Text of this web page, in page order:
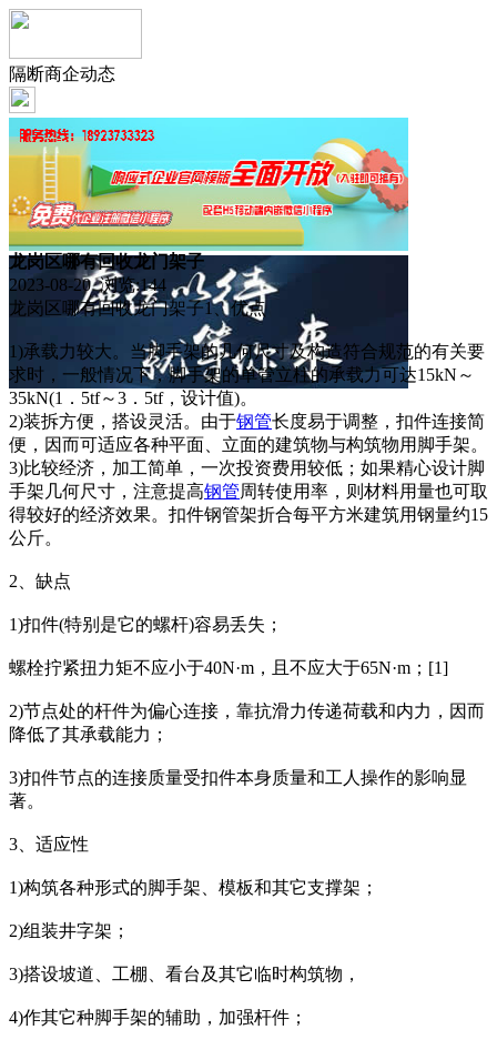
隔断商企动态
龙岗区哪有回收龙门架子
2023-08-20 浏览:144
龙岗区哪有回收龙门架子1、优点
1)承载力较大。当脚手架的几何尺寸及构造符合规范的有关要
求时，一般情况下，脚手架的单管立柱的承载力可达15kN～
35kN(1．5tf～3．5tf，设计值)。
2)装拆方便，搭设灵活。由于钢管长度易于调整，扣件连接简
便，因而可适应各种平面、立面的建筑物与构筑物用脚手架。
3)比较经济，加工简单，一次投资费用较低；如果精心设计脚
手架几何尺寸，注意提高钢管周转使用率，则材料用量也可取
得较好的经济效果。扣件钢管架折合每平方米建筑用钢量约15
公斤。
2、缺点
1)扣件(特别是它的螺杆)容易丢失；
螺栓拧紧扭力矩不应小于40N·m，且不应大于65N·m；[1]
2)节点处的杆件为偏心连接，靠抗滑力传递荷载和内力，因而
降低了其承载能力；
3)扣件节点的连接质量受扣件本身质量和工人操作的影响显
著。
3、适应性
1)构筑各种形式的脚手架、模板和其它支撑架；
2)组装井字架；
3)搭设坡道、工棚、看台及其它临时构筑物，
4)作其它种脚手架的辅助，加强杆件；